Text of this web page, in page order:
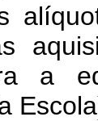
a